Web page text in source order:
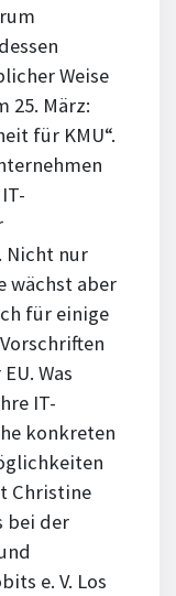
Weise
25. März:
für KMU“.
Nicht nur
wächst aber
für einige
Was
IT-
konkreten
Christine
bei der
e. V. Los